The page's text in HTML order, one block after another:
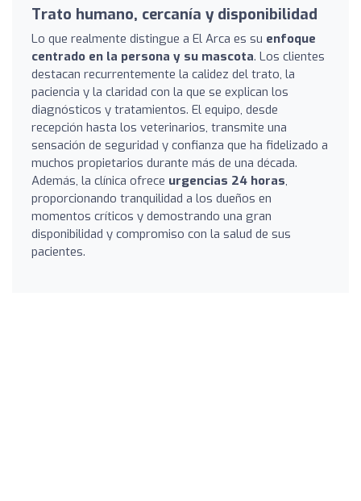
Trato humano, cercanía y disponibilidad
Lo que realmente distingue a El Arca es su enfoque
centrado en la persona y su mascota. Los clientes
destacan recurrentemente la calidez del trato, la
paciencia y la claridad con la que se explican los
diagnósticos y tratamientos. El equipo, desde
recepción hasta los veterinarios, transmite una
sensación de seguridad y confianza que ha fidelizado a
muchos propietarios durante más de una década.
Además, la clínica ofrece urgencias 24 horas,
proporcionando tranquilidad a los dueños en
momentos críticos y demostrando una gran
disponibilidad y compromiso con la salud de sus
pacientes.